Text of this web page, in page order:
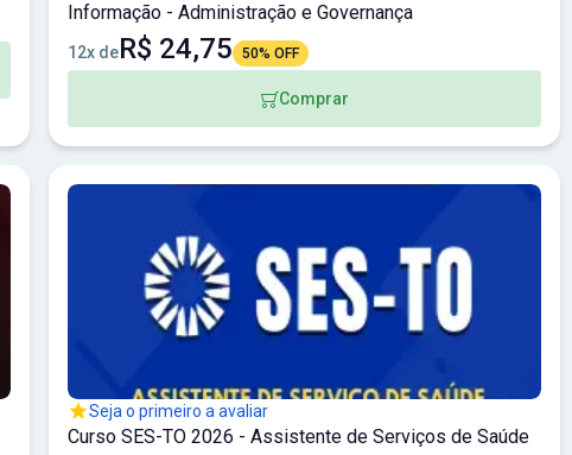
Informação - Administração e Governança
12x deR$ 24,75 50% OFF
Comprar
Seja o primeiro a avaliar
Curso SES-TO 2026 - Assistente de Serviços de Saúde